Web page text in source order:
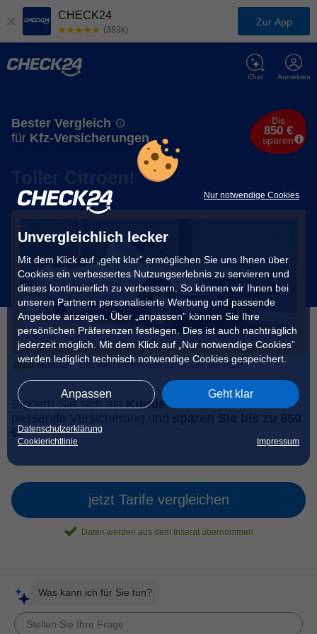
Nur notwendige Cookies
Unvergleichlich lecker
Mit dem Klick auf „geht klar” ermöglichen Sie uns Ihnen über
Cookies ein verbessertes Nutzungserlebnis zu servieren und
dieses kontinuierlich zu verbessern. So können wir Ihnen bei
unseren Partnern personalisierte Werbung und passende
Angebote anzeigen. Über „anpassen” können Sie Ihre
persönlichen Präferenzen festlegen. Dies ist auch nachträglich
jederzeit möglich. Mit dem Klick auf „Nur notwendige Cookies”
werden lediglich technisch notwendige Cookies gespeichert.
Anpassen Geht klar
Datenschutzerklärung
Cookierichtlinie
Impressum
CHECK24
(383k)
Zur App
Anmelden
Chat
Bester Vergleich
für Kfz-Versicherungen
Bis
850 €
sparen
Toller Citroen!
Offizieller Partner von CHECK24 seit 2015
Sichern Sie sich als Kunde von AutoScout24
die
€!
jetzt Tarife vergleichen
Daten werden aus dem Inserat übernommen
Was kann ich für Sie tun?